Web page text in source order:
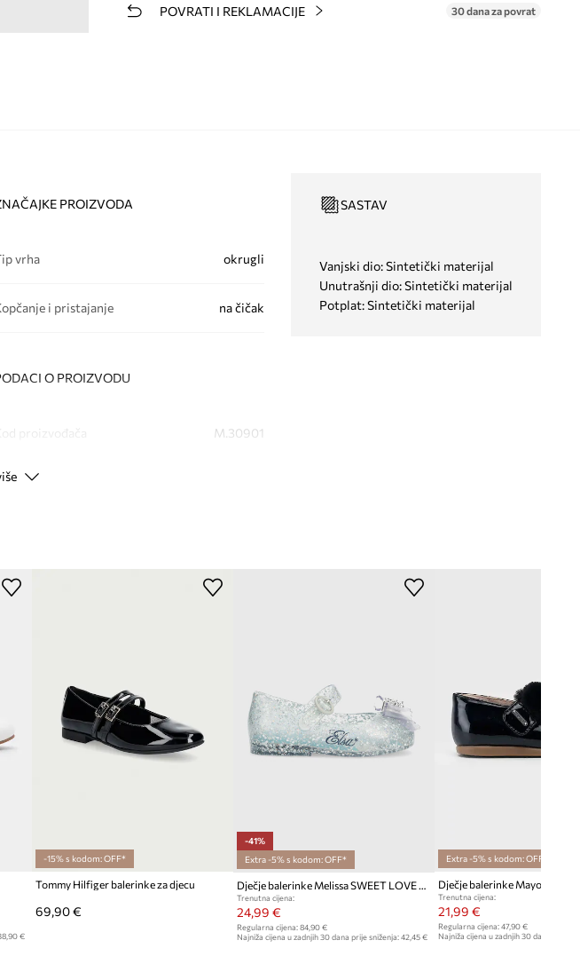
POVRATI I REKLAMACIJE 30 dana za povrat
PROIZVODA
vrha okrugli
i pristajanje na čičak
O PROIZVODU
M.30901
Proizvođač
SASTAV
Vanjski dio: Sintetički materijal
Unutrašnji dio: Sintetički materijal
Potplat: Sintetički materijal
€
-15% s kodom: OFF*
Tommy Hilfiger balerinke za djecu
69,90 €
-41%
Extra -5% s kodom: OFF*
Dječje balerinke Melissa SWEET LOVE DISNEY
Trenutna cijena:
24,99 €
Regularna cijena:84,90 €
Najniža cijena u zadnjih 30 dana prije sniženja:42,45 €
Extra -5% s kodom: OFF*
Dječje balerinke Mayoral
Trenutna cijena:
21,99 €
Regularna cijena: 47,90 €
Najniža cijena u zadnjih 30 dana prije